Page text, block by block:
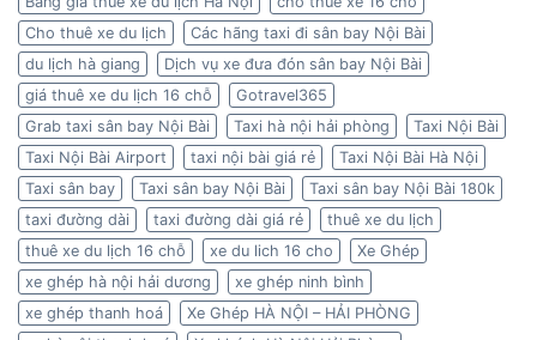
Cho thuê xe du lịch
Các hãng taxi đi sân bay Nội Bài
du lịch hà giang
Dịch vụ xe đưa đón sân bay Nội Bài
giá thuê xe du lịch 16 chỗ
Gotravel365
Grab taxi sân bay Nội Bài
Taxi hà nội hải phòng
Taxi Nội Bài
Taxi Nội Bài Airport
taxi nội bài giá rẻ
Taxi Nội Bài Hà Nội
Taxi sân bay
Taxi sân bay Nội Bài
Taxi sân bay Nội Bài 180k
taxi đường dài
taxi đường dài giá rẻ
thuê xe du lịch
thuê xe du lịch 16 chỗ
xe du lich 16 cho
Xe Ghép
xe ghép hà nội hải dương
xe ghép ninh bình
xe ghép thanh hoá
Xe Ghép HÀ NỘI – HẢI PHÒNG